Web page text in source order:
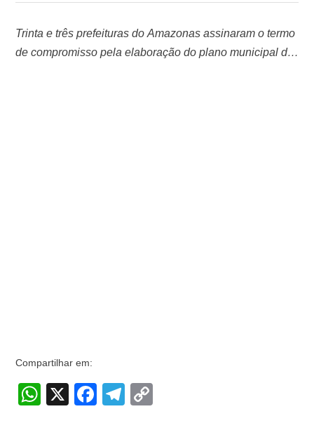
Trinta e três prefeituras do Amazonas assinaram o termo
de compromisso pela elaboração do plano municipal da
Compartilhar em:
W
X
F
T